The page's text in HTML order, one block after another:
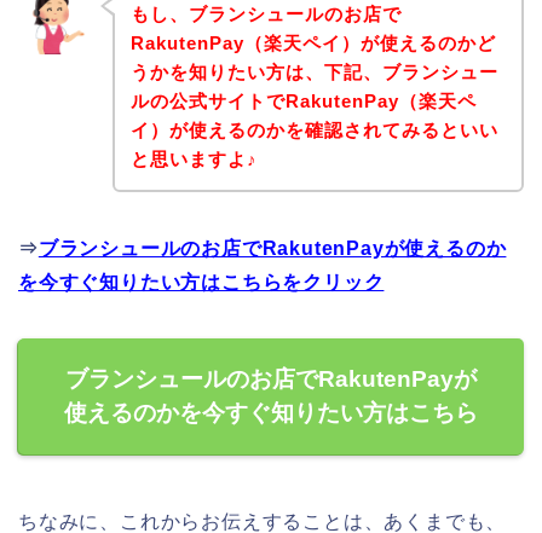
もし、ブランシュールのお店で
RakutenPay（楽天ペイ）が使えるのかど
うかを知りたい方は、下記、ブランシュー
ルの公式サイトでRakutenPay（楽天ペ
イ）が使えるのかを確認されてみるといい
と思いますよ♪
⇒ブランシュールのお店でRakutenPayが使えるのか
を今すぐ知りたい方はこちらをクリック
ブランシュールのお店でRakutenPayが
使えるのかを今すぐ知りたい方はこちら
ちなみに、これからお伝えすることは、あくまでも、